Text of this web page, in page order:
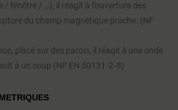
/ fenêtre / …), il réagit à l’ouverture des
du champ magnétique proche. (NF
placé sur des parois, il réagit à une onde
à un coup (NF EN 50131 -2‑8)